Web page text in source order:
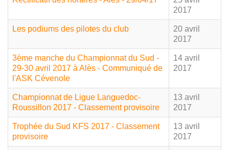
2017
Les podiums des pilotes du club
20 avril
2017
3ème manche du Championnat du Sud -
29-30 avril 2017 à Alès - Communiqué de
l'ASK Cévenole
14 avril
2017
Championnat de Ligue Languedoc-
Roussillon 2017 - Classement provisoire
13 avril
2017
Trophée du Sud KFS 2017 - Classement
provisoire
13 avril
2017